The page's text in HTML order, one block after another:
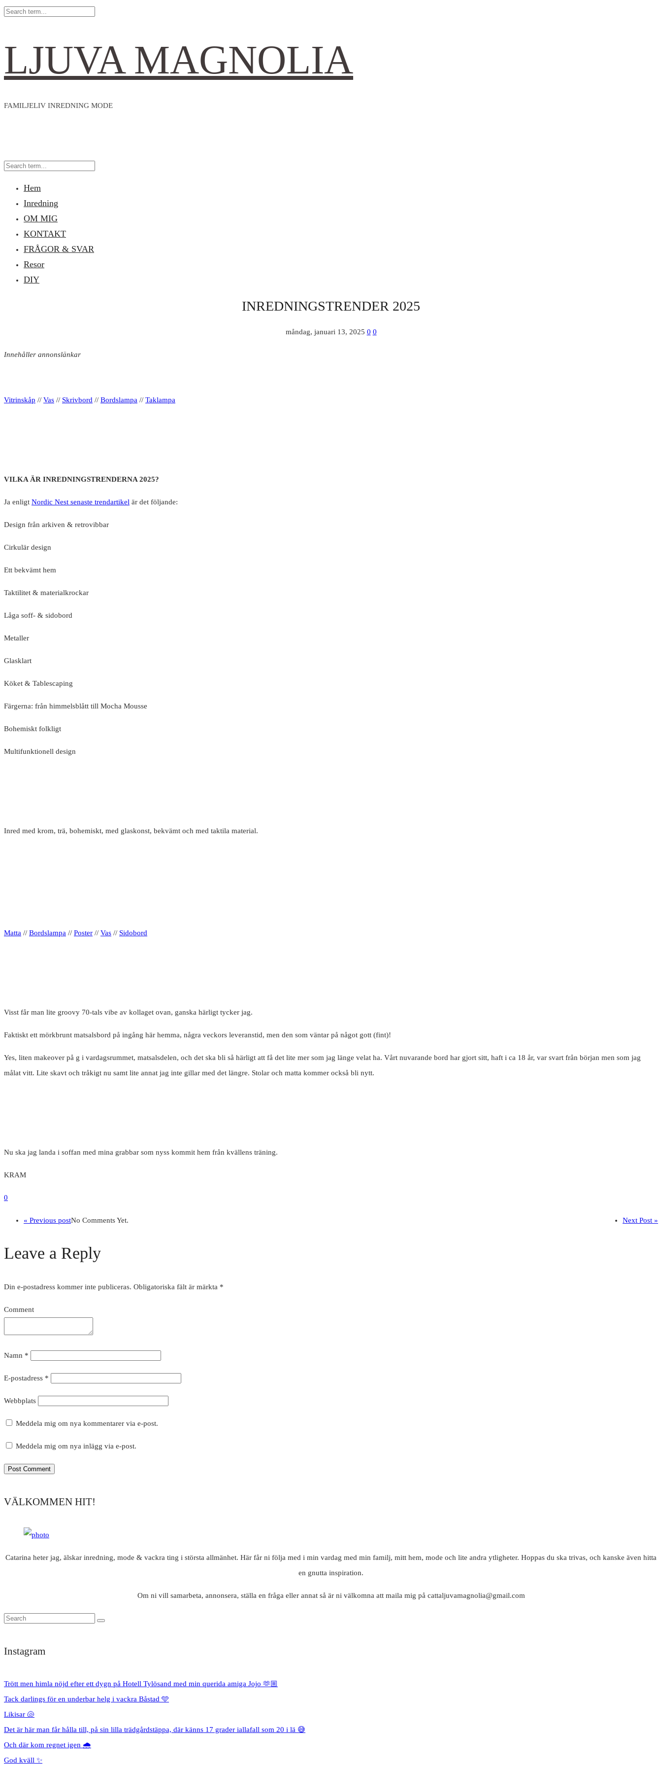
LJUVA MAGNOLIA
FAMILJELIV INREDNING MODE
Hem
Inredning
OM MIG
KONTAKT
FRÅGOR & SVAR
Resor
DIY
INREDNINGSTRENDER 2025
måndag, januari 13, 2025 0 0
Innehåller annonslänkar
Vitrinskåp // Vas // Skrivbord // Bordslampa // Taklampa
VILKA ÄR INREDNINGSTRENDERNA 2025?
Ja enligt Nordic Nest senaste trendartikel är det följande:
Design från arkiven & retrovibbar
Cirkulär design
Ett bekvämt hem
Taktilitet & materialkrockar
Låga soff- & sidobord
Metaller
Glasklart
Köket & Tablescaping
Färgerna: från himmelsblått till Mocha Mousse
Bohemiskt folkligt
Multifunktionell design
Inred med krom, trä, bohemiskt, med glaskonst, bekvämt och med taktila material.
Matta // Bordslampa // Poster // Vas // Sidobord
Visst får man lite groovy 70-tals vibe av kollaget ovan, ganska härligt tycker jag.
Faktiskt ett mörkbrunt matsalsbord på ingång här hemma, några veckors leveranstid, men den som väntar på något gott (fint)!
Yes, liten makeover på g i vardagsrummet, matsalsdelen, och det ska bli så härligt att få det lite mer som jag länge velat ha. Vårt nuvarande bord har gjort sitt, haft i ca 18 år, var svart från början men som jag
målat vitt. Lite skavt och tråkigt nu samt lite annat jag inte gillar med det längre. Stolar och matta kommer också bli nytt.
Nu ska jag landa i soffan med mina grabbar som nyss kommit hem från kvällens träning.
KRAM
0
« Previous post Next Post »
No Comments Yet.
Leave a Reply
Din e-postadress kommer inte publiceras. Obligatoriska fält är märkta *
Comment
Namn *
E-postadress *
Webbplats
Meddela mig om nya kommentarer via e-post.
Meddela mig om nya inlägg via e-post.
VÄLKOMMEN HIT!
Catarina heter jag, älskar inredning, mode & vackra ting i största allmänhet. Här får ni följa med i min vardag med min familj, mitt hem, mode och lite andra ytligheter. Hoppas du ska trivas, och kanske även hitta
en gnutta inspiration.
Om ni vill samarbeta, annonsera, ställa en fråga eller annat så är ni välkomna att maila mig på cattaljuvamagnolia@gmail.com
Instagram
Trött men himla nöjd efter ett dygn på Hotell Tylösand med min querida amiga Jojo 🫶🏼
Tack darlings för en underbar helg i vackra Båstad 🩵
Likisar 🐚
Det är här man får hålla till, på sin lilla trädgårdstäppa, där känns 17 grader iallafall som 20 i lä 😅
Och där kom regnet igen 🌧️
God kväll ✨